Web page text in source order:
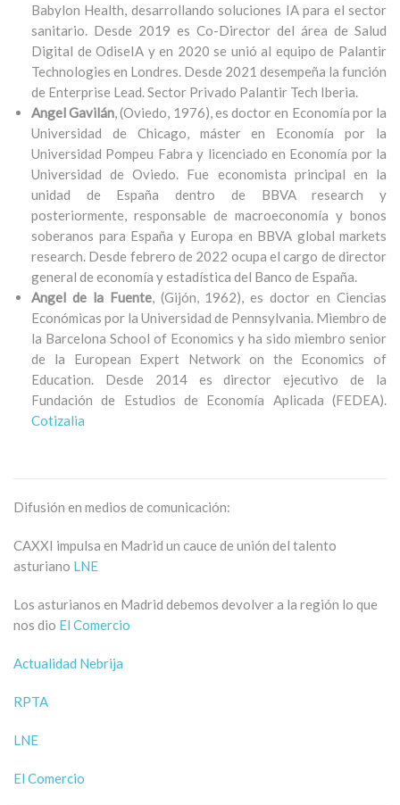
Babylon Health, desarrollando soluciones IA para el sector
sanitario. Desde 2019 es Co-Director del área de Salud
Digital de OdiseIA y en 2020 se unió al equipo de Palantir
Technologies en Londres. Desde 2021 desempeña la función
de Enterprise Lead. Sector Privado Palantir Tech Iberia.
Angel Gavilán , (Oviedo, 1976), es doctor en Economía por la
Universidad de Chicago, máster en Economía por la
Universidad Pompeu Fabra y licenciado en Economía por la
Universidad de Oviedo. Fue economista principal en la
unidad de España dentro de BBVA research y
posteriormente, responsable de macroeconomía y bonos
soberanos para España y Europa en BBVA global markets
research. Desde febrero de 2022 ocupa el cargo de director
general de economía y estadística del Banco de España.
Angel de la Fuente, (Gijón, 1962), es doctor en Ciencias
Económicas por la Universidad de Pennsylvania. Miembro de
la Barcelona School of Economics y ha sido miembro senior
de la European Expert Network on the Economics of
Education. Desde 2014 es director ejecutivo de la
Fundación de Estudios de Economía Aplicada (FEDEA).
Cotizalia
Difusión en medios de comunicación:
CAXXI impulsa en Madrid un cauce de unión del talento
asturiano LNE
Los asturianos en Madrid debemos devolver a la región lo que
nos dio El Comercio
Actualidad Nebrija
RPTA
LNE
El Comercio